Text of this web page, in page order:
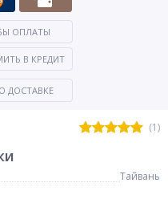
(1)
ОПЛАТЫ
В КРЕДИТ
ДОСТАВКЕ
Тайвань